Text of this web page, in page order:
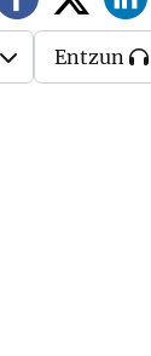
Entzun